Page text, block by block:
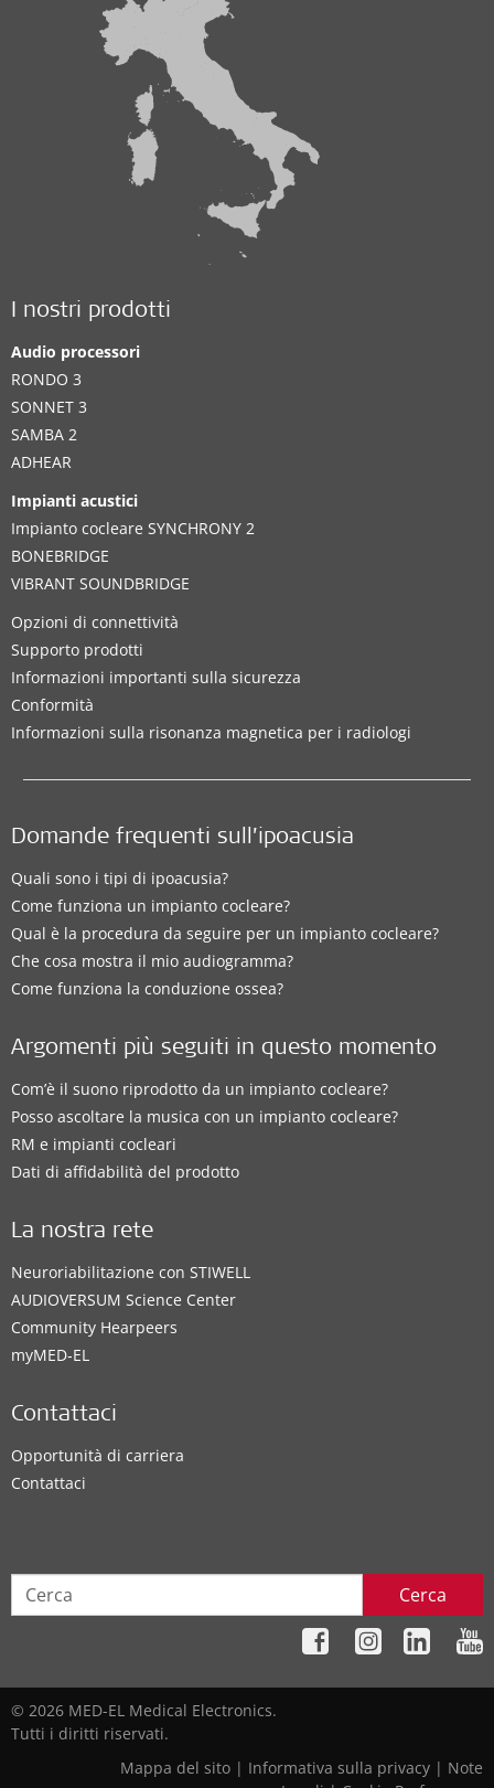
I nostri prodotti
Audio processori
RONDO 3
SONNET 3
SAMBA 2
ADHEAR
Impianti acustici
Impianto cocleare SYNCHRONY 2
BONEBRIDGE
VIBRANT SOUNDBRIDGE
Opzioni di connettività
Supporto prodotti
Informazioni importanti sulla sicurezza
Conformità
Informazioni sulla risonanza magnetica per i radiologi
Domande frequenti sull’ipoacusia
Quali sono i tipi di ipoacusia?
Come funziona un impianto cocleare?
Qual è la procedura da seguire per un impianto cocleare?
Che cosa mostra il mio audiogramma?
Come funziona la conduzione ossea?
Argomenti più seguiti in questo momento
Com’è il suono riprodotto da un impianto cocleare?
Posso ascoltare la musica con un impianto cocleare?
RM e impianti cocleari
Dati di affidabilità del prodotto
La nostra rete
Neuroriabilitazione con STIWELL
AUDIOVERSUM Science Center
Community Hearpeers
myMED‑EL
Contattaci
Opportunità di carriera
Contattaci
Cerca
© 2026 MED-EL Medical Electronics.
Tutti i diritti riservati.
Mappa del sito | Informativa sulla privacy | Note